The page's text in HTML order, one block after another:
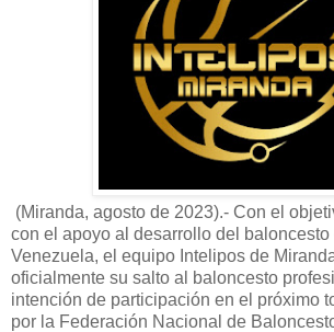
(Miranda, agosto de 2023).- Con el
con el apoyo al desarrollo del baloncesto
Venezuela, el equipo Intelipos de
oficialmente su salto al baloncesto
intención de participación en el próximo
por la Federación Nacional de